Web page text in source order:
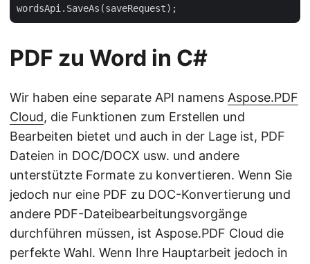
PDF zu Word in C#
Wir haben eine separate API namens Aspose.PDF
Cloud, die Funktionen zum Erstellen und
Bearbeiten bietet und auch in der Lage ist, PDF
Dateien in DOC/DOCX usw. und andere
unterstützte Formate zu konvertieren. Wenn Sie
jedoch nur eine PDF zu DOC-Konvertierung und
andere PDF-Dateibearbeitungsvorgänge
durchführen müssen, ist Aspose.PDF Cloud die
perfekte Wahl. Wenn Ihre Hauptarbeit jedoch in